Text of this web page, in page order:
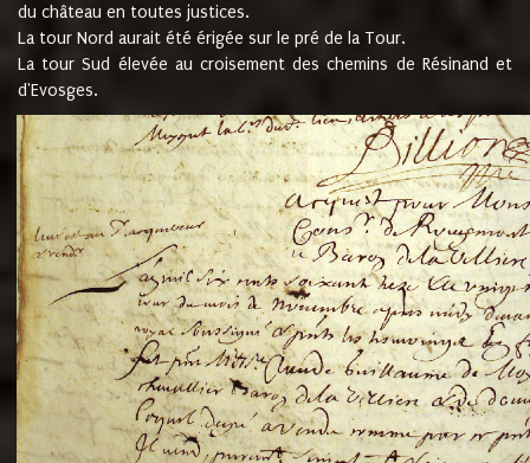
du château en toutes justices.
La tour Nord aurait été érigée sur le pré de la Tour.
La tour Sud élevée au croisement des chemins de Résinand et
d'Evosges.